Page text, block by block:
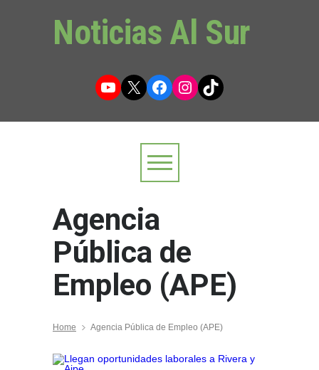
Noticias Al Sur
YouTube
X Facebook
Instagram
TikTok
Agencia
Pública de
Empleo (APE)
Home Agencia Pública de Empleo (APE)